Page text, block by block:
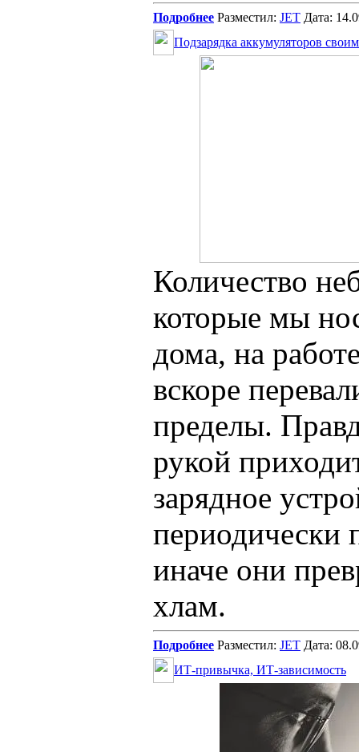
Подробнее Разместил: JET Дата:
Подзарядка аккумуляторов
Количество
которые мы
дома, на
вскоре
пределы.
рукой
зарядное
периодически
иначе они
хлам.
Подробнее Разместил: JET Дата:
ИТ-привычка, ИТ-зависимость